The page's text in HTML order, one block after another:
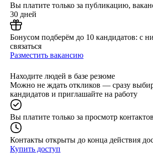
Вы платите только за публикацию,
30 дней
Бонусом подберём до 10 кандидатов: с
связаться
Разместить вакансию
Находите людей в базе резюме
Можно не ждать откликов — сразу
кандидатов и приглашайте на работу
Вы платите только за просмотр контактов
Контакты открыты до конца действия
Купить доступ